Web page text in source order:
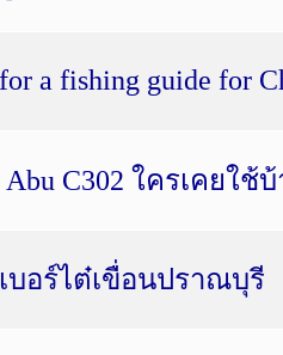
a fishing guide for
C302 ใครเคยใช้บ้
บอร์ไต๋เขื่อนปราณบุรี